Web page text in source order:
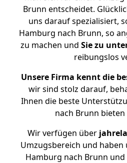
Brunn entscheidet.
uns darauf spezialisiert,
Hamburg nach Brunn, so
zu machen und Sie zu
reibungslos
Unsere Firma kennt die
wir sind stolz darauf,
Ihnen die beste
nach Brunn
Wir verfügen über
Umzugsbereich und haben
Hamburg nach Brunn